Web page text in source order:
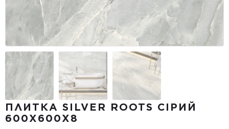
ПЛИТКА SILVER ROOTS СІРИЙ
600Х600Х8